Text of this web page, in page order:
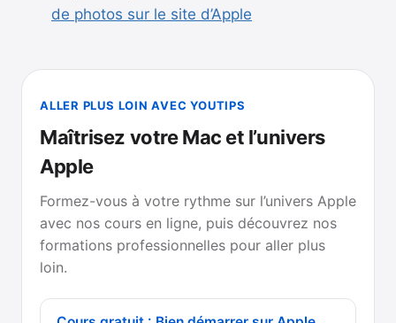
de photos sur le site d’Apple
ALLER PLUS LOIN AVEC YOUTIPS
Maîtrisez votre Mac et l’univers
Apple
Formez-vous à votre rythme sur l’univers Apple
avec nos cours en ligne, puis découvrez nos
formations professionnelles pour aller plus
loin.